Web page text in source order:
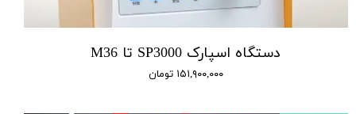
دستگاه اسپارک SP3000 تا M36
۱۵۱,۹۰۰,۰۰۰ تومان